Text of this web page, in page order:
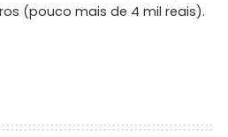
(pouco mais de 4 mil reais).